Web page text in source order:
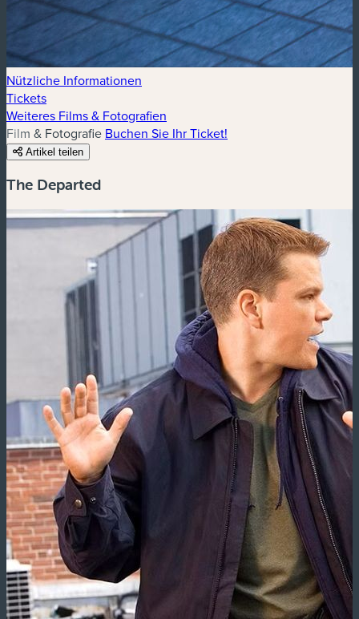
Nützliche Informationen
Tickets
Weiteres Films & Fotografien
Film & Fotografie Buchen Sie Ihr Ticket!
Artikel teilen
The Departed